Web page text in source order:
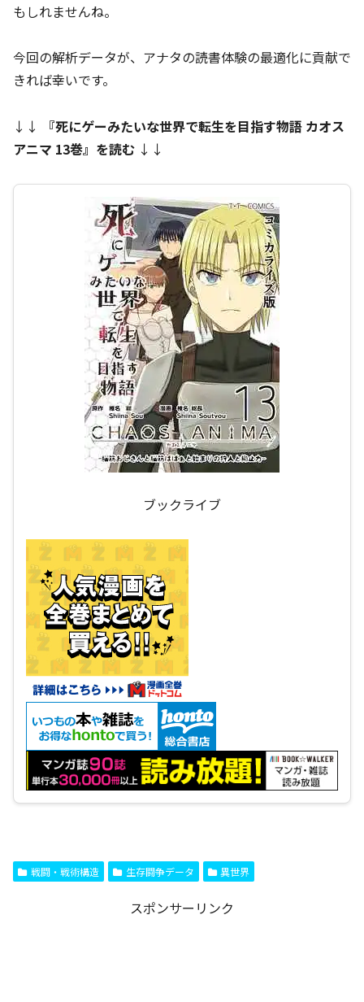
もしれませんね。
今回の解析データが、アナタの読書体験の最適化に貢献で
きれば幸いです。
↓↓ 『死にゲーみたいな世界で転生を目指す物語 カオス
アニマ 13巻』を読む ↓↓
ブックライブ
戦闘・戦術構造 生存闘争データ 異世界
スポンサーリンク